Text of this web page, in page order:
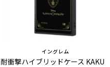
イングレム
耐衝撃ハイブリッドケース KAKU